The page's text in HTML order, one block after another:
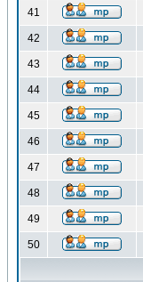
41
42
43
44
45
46
47
48
49
50